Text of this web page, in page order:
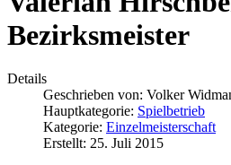
Bezirksmeister
Details
Geschrieben von: Volker
Hauptkategorie: Spielbetrieb
Kategorie: Einzelmeisterschaft
Erstellt: 25. Juli 2015